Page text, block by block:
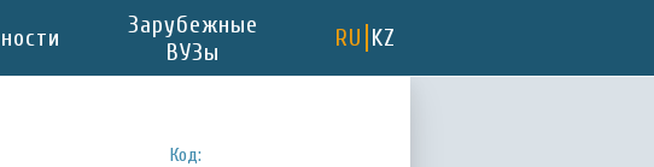
Зарубежные
ВУЗы
RU KZ
Код: